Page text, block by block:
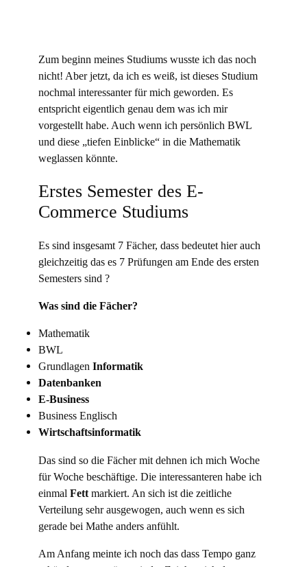
Zum beginn meines Studiums wusste ich das noch
nicht! Aber jetzt, da ich es weiß, ist dieses Studium
nochmal interessanter für mich geworden. Es
entspricht eigentlich genau dem was ich mir
vorgestellt habe. Auch wenn ich persönlich BWL
und diese „tiefen Einblicke“ in die Mathematik
weglassen könnte.
Erstes Semester des E-
Commerce Studiums
Es sind insgesamt 7 Fächer, dass bedeutet hier auch
gleichzeitig das es 7 Prüfungen am Ende des ersten
Semesters sind ?
Was sind die Fächer?
Mathematik
BWL
Grundlagen Informatik
Datenbanken
E-Business
Business Englisch
Wirtschaftsinformatik
Das sind so die Fächer mit dehnen ich mich Woche
für Woche beschäftige. Die interessanteren habe ich
einmal Fett markiert. An sich ist die zeitliche
Verteilung sehr ausgewogen, auch wenn es sich
gerade bei Mathe anders anfühlt.
Am Anfang meinte ich noch das dass Tempo ganz